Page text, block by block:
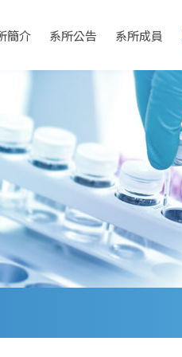
簡介 系所公告 系所成員